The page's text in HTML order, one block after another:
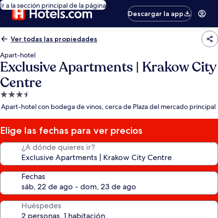
Ir a la sección principal de la página
Descargar la app
Ver todas las propiedades
Apart-hotel
Exclusive Apartments | Krakow City
Centre
Propiedad
de
estrellas
Apart-hotel con bodega de vinos, cerca de Plaza del mercado principal
Elige las fechas para ver precios
¿A dónde quieres ir?
Fechas
Huéspedes